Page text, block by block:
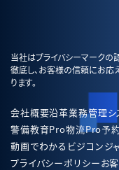
当社はプライバシーマークの
徹底し、お客様の信頼にお応
ります。
会社概要沿革業務管理シ
警備教育Pro物流Pro予
動画でわかるビジコンジ
プライバシーポリシーお